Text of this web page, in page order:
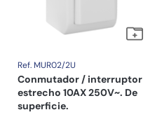
Ref. MUR02/2U
Conmutador / interruptor
estrecho 10AX 250V~. De
superficie.